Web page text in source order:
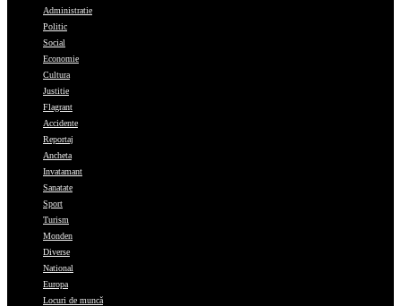
Administratie
Politic
Social
Economie
Cultura
Justitie
Flagrant
Accidente
Reportaj
Ancheta
Invatamant
Sanatate
Sport
Turism
Monden
Diverse
National
Europa
Locuri de muncă